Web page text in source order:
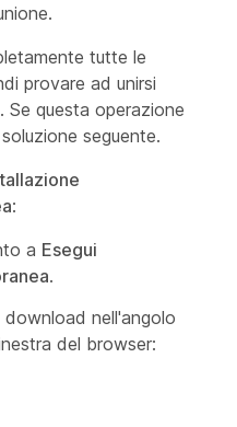
tutte le
provare ad unirsi
Se questa operazione
seguente.
:
a Esegui
.
nell'angolo
del browser: